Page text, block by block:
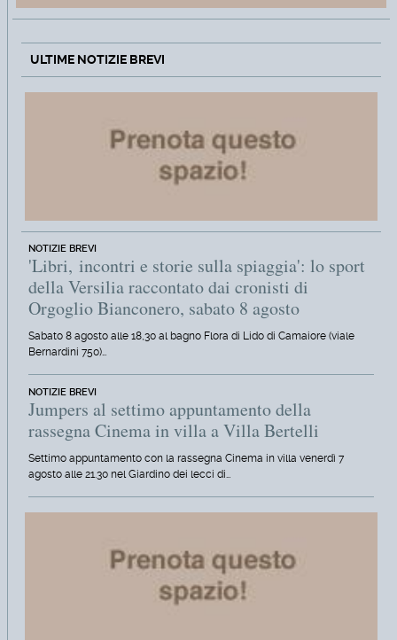
ULTIME NOTIZIE BREVI
NOTIZIE BREVI
'Libri, incontri e storie sulla spiaggia': lo sport
della Versilia raccontato dai cronisti di
Orgoglio Bianconero, sabato 8 agosto
Sabato 8 agosto alle 18,30 al bagno Flora di Lido di Camaiore (viale
Bernardini 750)…
NOTIZIE BREVI
Jumpers al settimo appuntamento della
rassegna Cinema in villa a Villa Bertelli
Settimo appuntamento con la rassegna Cinema in villa venerdì 7
agosto alle 21.30 nel Giardino dei lecci di…